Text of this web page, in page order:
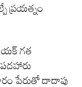
ప్రయత్నం
గత
పేరుతో దాదాపు